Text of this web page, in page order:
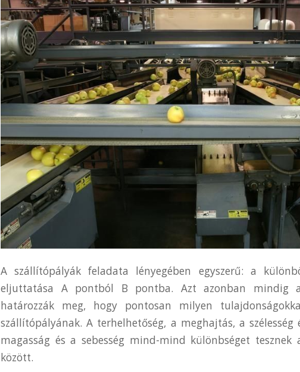
A szállítópályák feladata lényegében egyszerű: a
eljuttatása A pontból B pontba. Azt azonban mindig
határozzák meg, hogy pontosan milyen
szállítópályának. A terhelhetőség, a meghajtás, a szélesség
magasság és a sebesség mind-mind különbséget tesznek
között.